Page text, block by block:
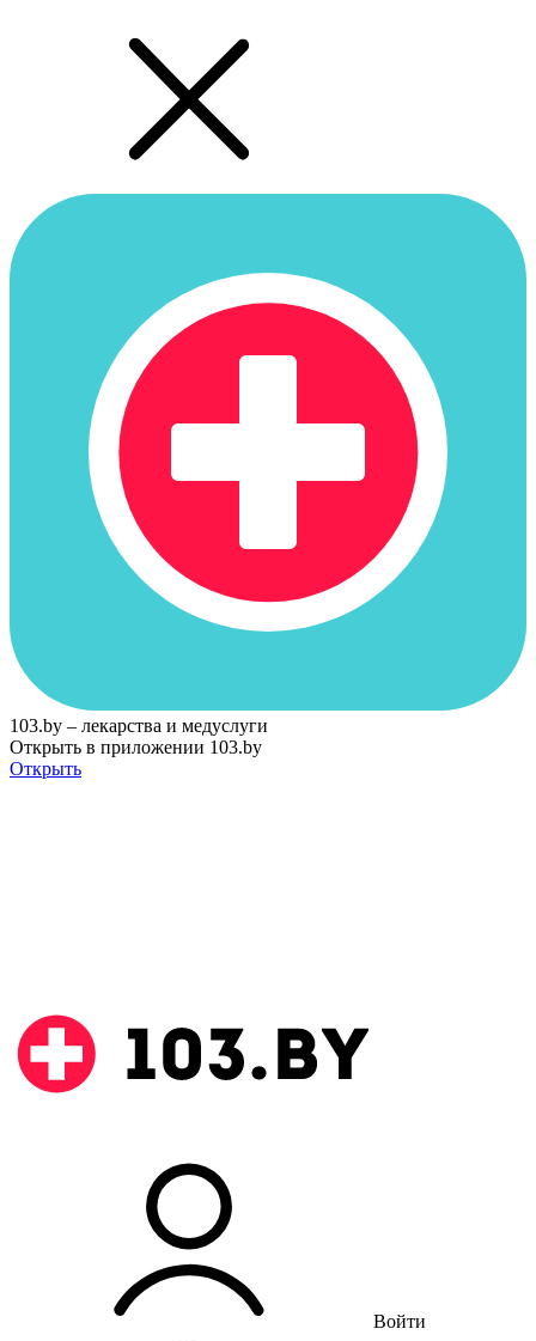
103.by – лекарства и медуслуги
Открыть в приложении 103.by
Открыть
Войти